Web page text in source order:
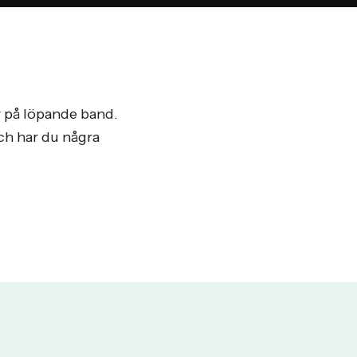
löpande band.
har du några